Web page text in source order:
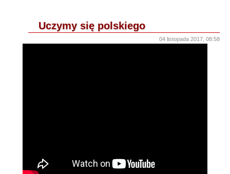
Uczymy się polskiego
04 listopada 2017, 08:58